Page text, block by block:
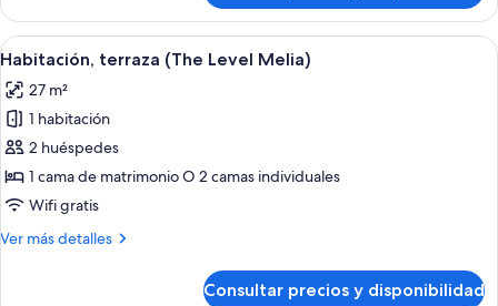
(2+1)
Level
Grand
Premium
with
Whirlpool
(2+1)
Abrir
todas
las
fotos
de
Habitación,
terraza
Level
Habitación de hotel con una cama
12
Habitación, terraza (The Level Melia)
27 m²
1 habitación
2 huéspedes
1 cama de matrimonio O 2 camas individuales
Wifi gratis
Ver más detalles
Más
Consultar precios y disponibilidad